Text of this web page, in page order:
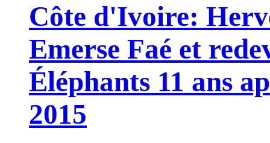
Côte d'Ivoire:
Emerse Faé et
Éléphants 11 ans
2015